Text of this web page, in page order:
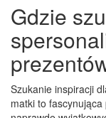
Gdzie
Szukanie inspiracji
matki to